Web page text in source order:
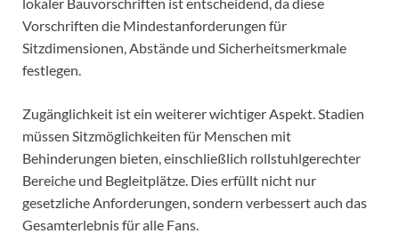
Vorschriften die Mindestanforderungen für
Sitzdimensionen, Abstände und Sicherheitsmerkmale
festlegen.
Zugänglichkeit ist ein weiterer wichtiger Aspekt. Stadien
müssen Sitzmöglichkeiten für Menschen mit
Behinderungen bieten, einschließlich rollstuhlgerechter
Bereiche und Begleitplätze. Dies erfüllt nicht nur
gesetzliche Anforderungen, sondern verbessert auch das
Gesamterlebnis für alle Fans.